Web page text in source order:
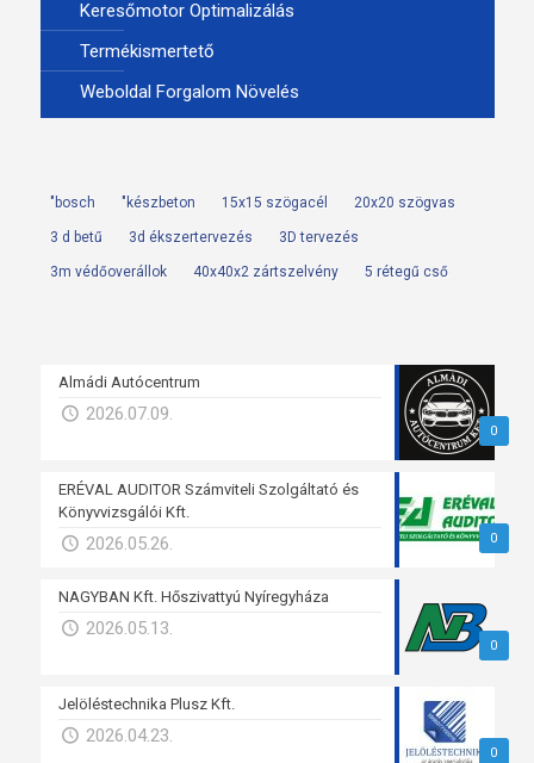
Keresőmotor Optimalizálás
Termékismertető
Weboldal Forgalom Növelés
"bosch "készbeton 15x15 szögacél 20x20 szögvas
3 d betű 3d ékszertervezés 3D tervezés
3m védőoverállok 40x40x2 zártszelvény 5 rétegű cső
0
Almádi Autócentrum
2026.07.09.
0
ERÉVAL AUDITOR Számviteli Szolgáltató és
Könyvvizsgálói Kft.
2026.05.26.
0
NAGYBAN Kft. Hőszivattyú Nyíregyháza
2026.05.13.
0
Jelöléstechnika Plusz Kft.
2026.04.23.